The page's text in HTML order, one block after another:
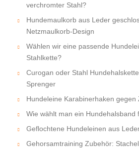
verchromter Stahl?
Hundemaulkorb aus Leder
Netzmaulkorb-Design
Wählen wir eine passende
Stahlkette?
Curogan oder Stahl
Sprenger
Hundeleine Karabinerhaken gegen
Wie wählt man ein Hundehalsband
Geflochtene Hundeleinen aus
Gehorsamtraining Zubehör: